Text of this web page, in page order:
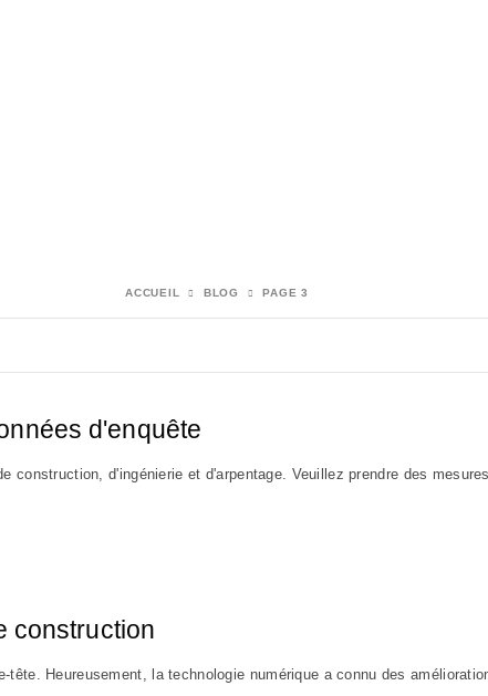
ACCUEIL BLOG PAGE 3
d'enquête
construction, d'ingénierie et d'arpentage. Veuillez prendre des
construction
Heureusement, la technologie numérique a connu des